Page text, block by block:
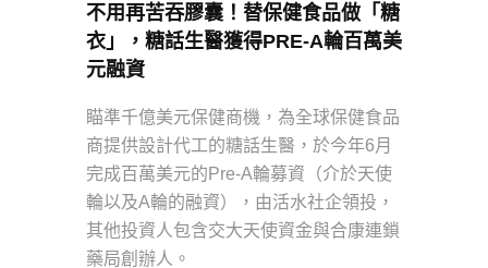
不用再苦吞膠囊！替保健食品做「糖
衣」，糖話生醫獲得PRE-A輪百萬美
元融資
瞄準千億美元保健商機，為全球保健食品
商提供設計代工的糖話生醫，於今年6月
完成百萬美元的Pre-A輪募資（介於天使
輪以及A輪的融資），由活水社企領投，
其他投資人包含交大天使資金與合康連鎖
藥局創辦人。